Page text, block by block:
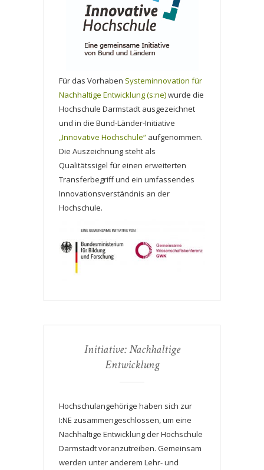
Für das Vorhaben Systeminnovation für
Nachhaltige Entwicklung (s:ne)wurde die
Hochschule Darmstadt ausgezeichnet
und in die Bund-Länder-Initiative
„Innovative Hochschule“ aufgenommen.
Die Auszeichnung steht als
Qualitätssigel für einen erweiterten
Transferbegriff und ein umfassendes
Innovationsverständnis an der
Hochschule.
Initiative: Nachhaltige
Entwicklung
Hochschulangehörige haben sich zur
I:NE zusammengeschlossen, um eine
Nachhaltige Entwicklung der Hochschule
Darmstadt voranzutreiben. Gemeinsam
werden unter anderem Lehr- und